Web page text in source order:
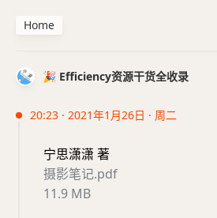
🎉 Efficiency资源干货全收录
20:23 · 2021年1月26日 · 周二
宁思潇潇 著
摄影笔记.pdf
11.9 MB
Home